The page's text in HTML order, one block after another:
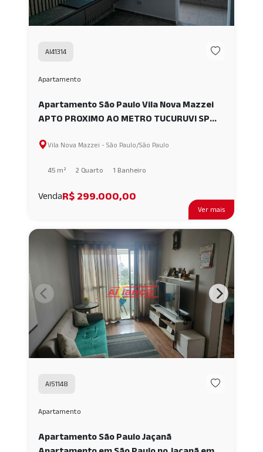
Ver mais
AI41314
Apartamento
Apartamento São Paulo Vila Nova Mazzei
APTO PROXIMO AO METRO TUCURUVI SP
Vila Nova Mazzei - São Paulo/São Paulo
45 m² 2 Quarto 1 Banheiro
VendaR$ 299.000,00
AI51148
Apartamento
Apartamento São Paulo Jaçanã